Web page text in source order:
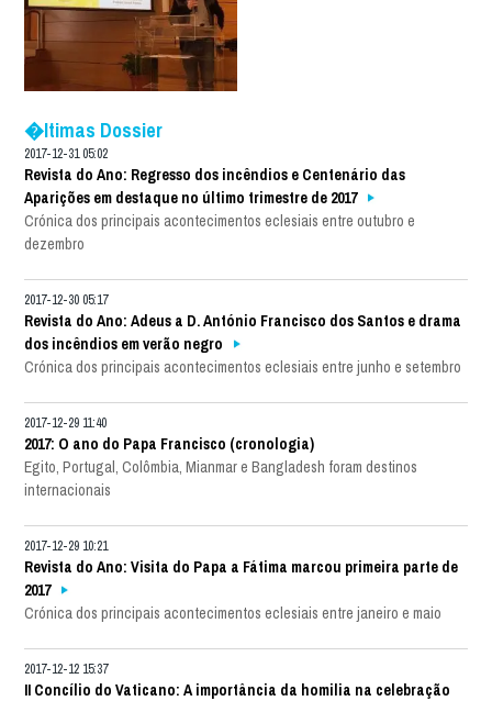
�ltimas Dossier
2017-12-31 05:02
Revista do Ano: Regresso dos incêndios e Centenário das
Aparições em destaque no último trimestre de 2017
Crónica dos principais acontecimentos eclesiais entre outubro e
dezembro
2017-12-30 05:17
Revista do Ano: Adeus a D. António Francisco dos Santos e drama
dos incêndios em verão negro
Crónica dos principais acontecimentos eclesiais entre junho e setembro
2017-12-29 11:40
2017: O ano do Papa Francisco (cronologia)
Egito, Portugal, Colômbia, Mianmar e Bangladesh foram destinos
internacionais
2017-12-29 10:21
Revista do Ano: Visita do Papa a Fátima marcou primeira parte de
2017
Crónica dos principais acontecimentos eclesiais entre janeiro e maio
2017-12-12 15:37
II Concílio do Vaticano: A importância da homilia na celebração